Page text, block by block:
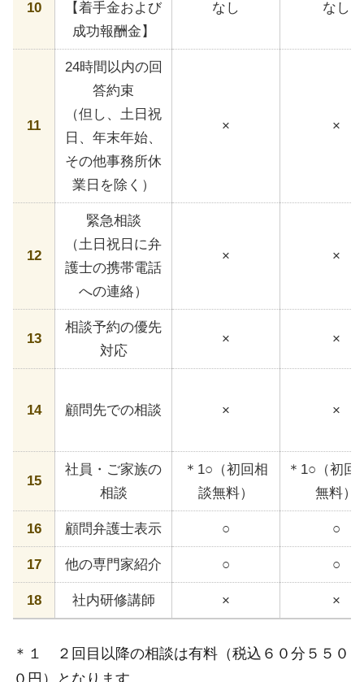
10
【着手金および
成功報酬金】
なし なし
11
24時間以内の回
答約束
（但し、土日祝
日、年末年始、
その他事務所休
業日を除く）
× ×
12
緊急相談
（土日祝日に弁
護士の携帯電話
への連絡）
× ×
13
相談予約の優先
対応
× ×
14 顧問先での相談 × ×
15
社員・ご家族の
相談
＊1○（初回相
談無料）
＊1○（初回
無料）
16 顧問弁護士表示 ○ ○
17 他の専門家紹介 ○ ○
18 社内研修講師 × ×
＊１ ２回目以降の相談は有料（税込６０分５５０